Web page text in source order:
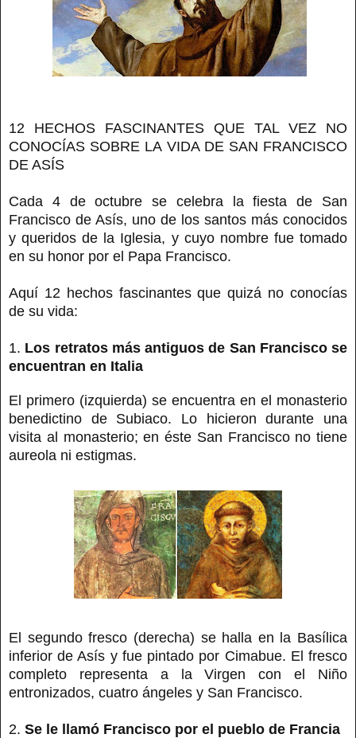
12 HECHOS FASCINANTES QUE TAL VEZ NO
CONOCÍAS SOBRE LA VIDA DE SAN FRANCISCO
DE ASÍS
Cada 4 de octubre se celebra la fiesta de San
Francisco de Asís, uno de los santos más conocidos
y queridos de la Iglesia, y cuyo nombre fue tomado
en su honor por el Papa Francisco.
Aquí 12 hechos fascinantes que quizá no conocías
de su vida:
1. Los retratos más antiguos de San Francisco se
encuentran en Italia
El primero (izquierda) se encuentra en el monasterio
benedictino de Subiaco. Lo hicieron durante una
visita al monasterio; en éste San Francisco no tiene
aureola ni estigmas.
El segundo fresco (derecha) se halla en la Basílica
inferior de Asís y fue pintado por Cimabue. El fresco
completo representa a la Virgen con el Niño
entronizados, cuatro ángeles y San Francisco.
2. Se le llamó Francisco por el pueblo de Francia